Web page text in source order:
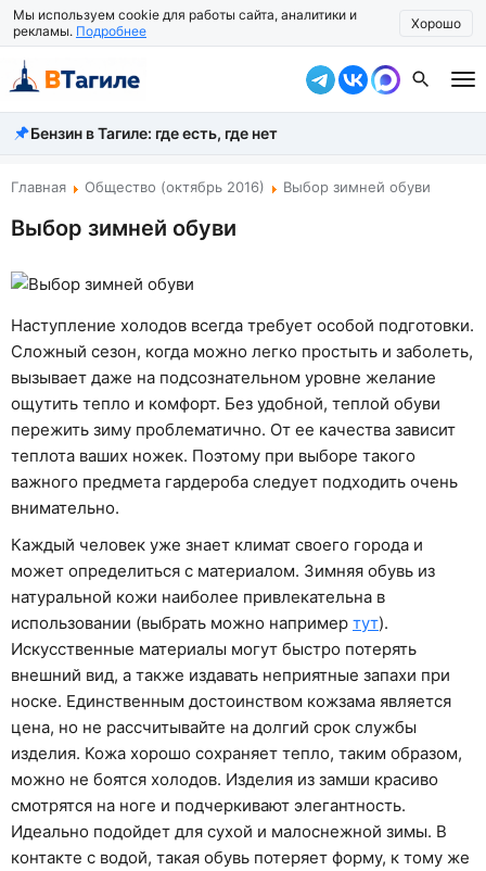
Мы используем cookie для работы сайта, аналитики и
рекламы. Подробнее Хорошо
Все новости
Происшествия
Город
Власть
Экономика
Общество
Рассказать новость
Бензин в Тагиле: где есть, где нет
Главная Общество (октябрь 2016) Выбор зимней обуви
Выбор зимней обуви
Наступление холодов всегда требует особой подготовки.
Сложный сезон, когда можно легко простыть и заболеть,
вызывает даже на подсознательном уровне желание
ощутить тепло и комфорт. Без удобной, теплой обуви
пережить зиму проблематично. От ее качества зависит
теплота ваших ножек. Поэтому при выборе такого
важного предмета гардероба следует подходить очень
внимательно.
Каждый человек уже знает климат своего города и
может определиться с материалом. Зимняя обувь из
натуральной кожи наиболее привлекательна в
использовании (выбрать можно например тут).
Искусственные материалы могут быстро потерять
внешний вид, а также издавать неприятные запахи при
носке. Единственным достоинством кожзама является
цена, но не рассчитывайте на долгий срок службы
изделия. Кожа хорошо сохраняет тепло, таким образом,
можно не боятся холодов. Изделия из замши красиво
смотрятся на ноге и подчеркивают элегантность.
Идеально подойдет для сухой и малоснежной зимы. В
контакте с водой, такая обувь потеряет форму, к тому же